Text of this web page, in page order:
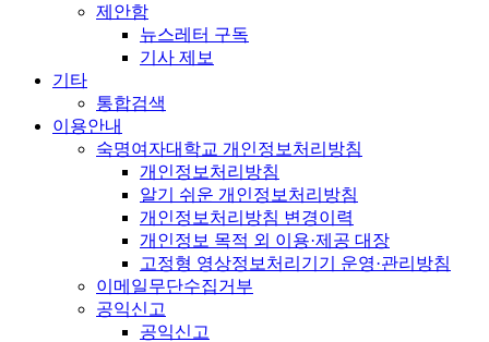
제안함
뉴스레터 구독
기사 제보
기타
통합검색
이용안내
숙명여자대학교 개인정보처리방침
개인정보처리방침
알기 쉬운 개인정보처리방침
개인정보처리방침 변경이력
개인정보 목적 외 이용·제공 대장
고정형 영상정보처리기기 운영·관리방침
이메일무단수집거부
공익신고
공익신고